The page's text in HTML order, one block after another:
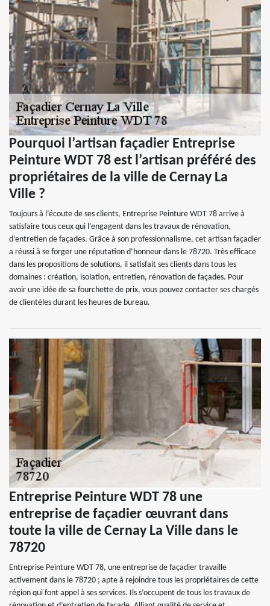
Pourquoi l’artisan façadier Entreprise
Peinture WDT 78 est l’artisan préféré des
propriétaires de la ville de Cernay La
Ville ?
Toujours à l’écoute de ses clients, Entreprise Peinture WDT 78 arrive à
satisfaire tous ceux qui l’engagent dans les travaux de rénovation,
d’entretien de façades. Grâce à son professionnalisme, cet artisan façadier
a réussi à se forger une réputation d’honneur dans le 78720. Très efficace
dans les propositions de solutions, il satisfait ses clients dans tous les
domaines : création, isolation, entretien, rénovation de façades. Pour
avoir une idée de sa fourchette de prix, vous pouvez contacter ses chargés
de clientèles durant les heures de bureau.
Entreprise Peinture WDT 78 une
entreprise de façadier œuvrant dans
toute la ville de Cernay La Ville dans le
78720
Entreprise Peinture WDT 78, une entreprise de façadier travaille
activement dans le 78720 ; apte à rejoindre tous les propriétaires de cette
région qui font appel à ses services. Ils s’occupent de tous les travaux de